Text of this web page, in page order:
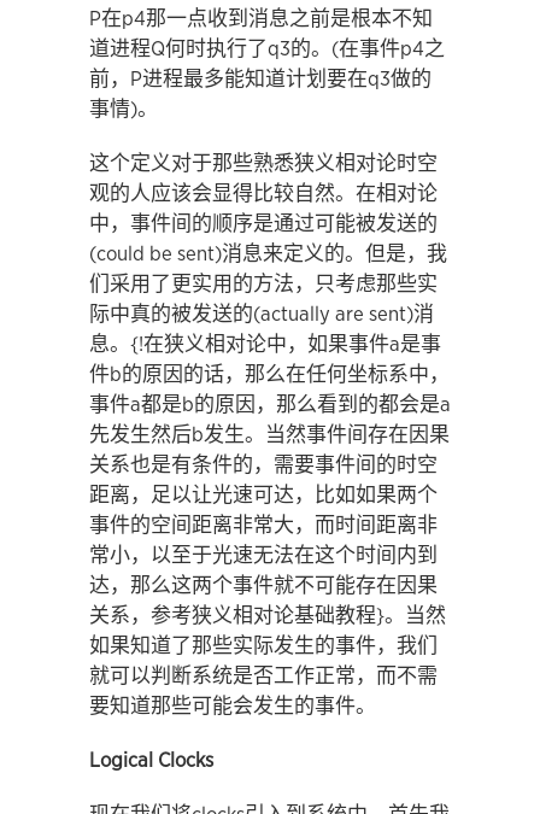
P在p4那一点收到消息之前是根本不知
道进程Q何时执行了q3的。(在事件p4之
前，P进程最多能知道计划要在q3做的
事情)。
这个定义对于那些熟悉狭义相对论时空
观的人应该会显得比较自然。在相对论
中，事件间的顺序是通过可能被发送的
(could be sent)消息来定义的。但是，我
们采用了更实用的方法，只考虑那些实
际中真的被发送的(actually are sent)消
息。{!在狭义相对论中，如果事件a是事
件b的原因的话，那么在任何坐标系中，
事件a都是b的原因，那么看到的都会是a
先发生然后b发生。当然事件间存在因果
关系也是有条件的，需要事件间的时空
距离，足以让光速可达，比如如果两个
事件的空间距离非常大，而时间距离非
常小，以至于光速无法在这个时间内到
达，那么这两个事件就不可能存在因果
关系，参考狭义相对论基础教程}。当然
如果知道了那些实际发生的事件，我们
就可以判断系统是否工作正常，而不需
要知道那些可能会发生的事件。
Logical Clocks